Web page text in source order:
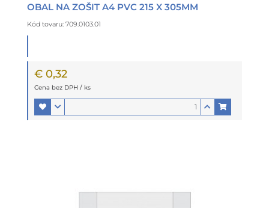
OBAL NA ZOŠIT A4 PVC 215 X 305MM
Kód tovaru: 709.0103.01
€ 0,32
Cena bez DPH / ks